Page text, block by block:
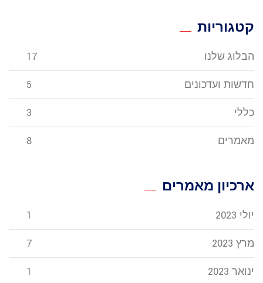
קטגוריות
הבלוג שלנו 17
חדשות ועדכונים 5
כללי 3
מאמרים 8
ארכיון מאמרים
יולי 2023 1
מרץ 2023 7
ינואר 2023 1